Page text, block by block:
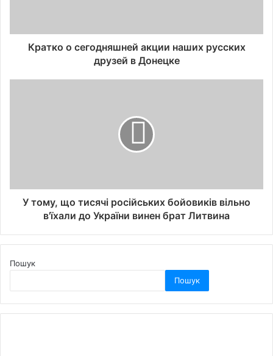
Кратко о сегодняшней акции наших русских
друзей в Донецке
У тому, що тисячі російських бойовиків вільно
в'їхали до України винен брат Литвина
Пошук
Пошук